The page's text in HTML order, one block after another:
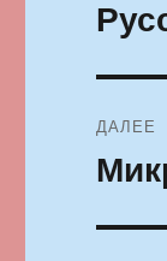
запись:
ДАЛЕЕ